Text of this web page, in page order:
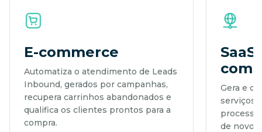
E-commerce
Automatiza o atendimento de Leads
Inbound, gerados por campanhas,
recupera carrinhos abandonados e
qualifica os clientes prontos para a
compra.
Gera e
serviços
processo
de